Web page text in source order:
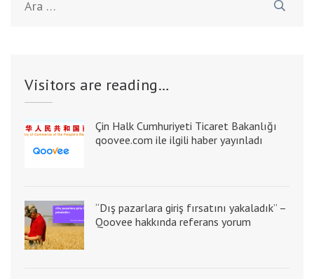
Visitors are reading…
Çin Halk Cumhuriyeti Ticaret Bakanlığı
qoovee.com ile ilgili haber yayınladı
“Dış pazarlara giriş fırsatını yakaladık” –
Qoovee hakkında referans yorum